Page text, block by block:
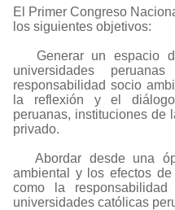
El Primer Congreso
los siguientes objetivos:
Generar un espacio
universidades
responsabilidad socio
la reflexión y el
peruanas, instituciones de
privado.
Abordar desde una
ambiental y los efectos
como la
universidades católicas